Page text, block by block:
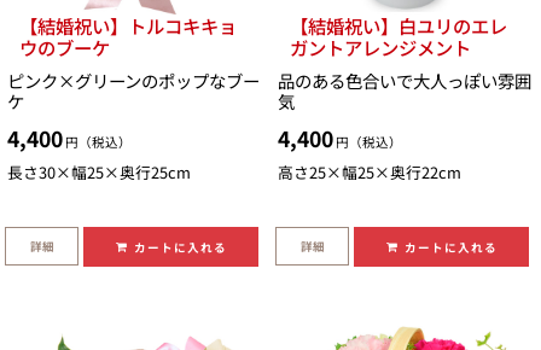
【結婚祝い】トルコキキョ
ウのブーケ
ピンク×グリーンのポップなブー
ケ
4,400 円（税込）
長さ30×幅25×奥行25cm
詳細 カートに入れる
【結婚祝い】白ユリのエレ
ガントアレンジメント
品のある色合いで大人っぽい雰囲
気
4,400 円（税込）
高さ25×幅25×奥行22cm
詳細 カートに入れる